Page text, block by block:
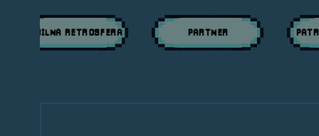
MOBILNA RETROSFERA PARTNER